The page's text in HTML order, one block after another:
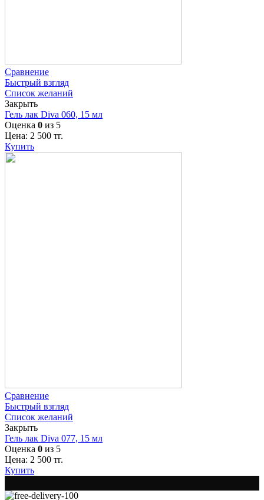
Сравнение
Быстрый взгляд
Список желаний
Закрыть
Гель лак Diva 060, 15 мл
Оценка 0 из 5
Цена: 2 500 тг.
Купить
Сравнение
Быстрый взгляд
Список желаний
Закрыть
Гель лак Diva 077, 15 мл
Оценка 0 из 5
Цена: 2 500 тг.
Купить